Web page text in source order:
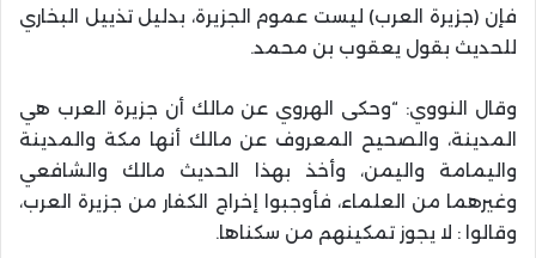
فإن (جزيرة العرب) ليست عموم الجزيرة، بدليل تذييل البخاري
للحديث بقول يعقوب بن محمد.
وقال النووي: “وحكى الهروي عن مالك أن جزيرة العرب هي
المدينة، والصحيح المعروف عن مالك أنها مكة والمدينة
واليمامة واليمن، وأخذ بهذا الحديث مالك والشافعي
وغيرهما من العلماء، فأوجبوا إخراج الكفار من جزيرة العرب،
وقالوا : لا يجوز تمكينهم من سكناها.